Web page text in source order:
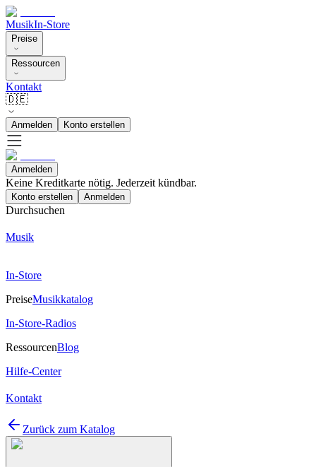
MusikIn-Store
Preise
Ressourcen
Kontakt
🇩🇪
Anmelden Konto erstellen
Anmelden
Keine Kreditkarte nötig. Jederzeit kündbar.
Konto erstellen Anmelden
Durchsuchen
Musik
In-Store
PreiseMusikkatalog
In-Store-Radios
RessourcenBlog
Hilfe-Center
Kontakt
Zurück zum Katalog